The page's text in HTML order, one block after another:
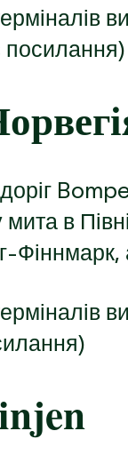
посилання)
в
Фіннмарк,